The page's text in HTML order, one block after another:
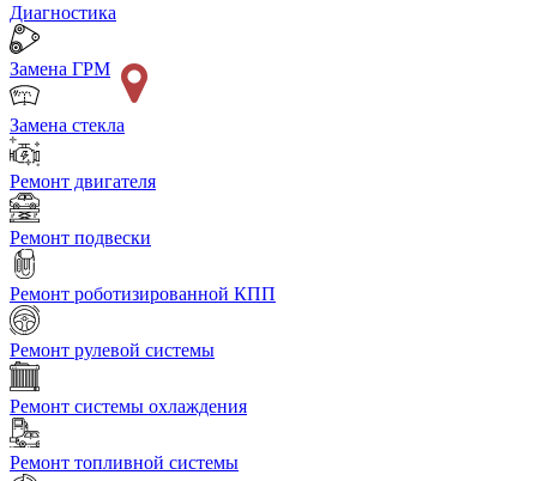
Диагностика
Замена ГРМ
Замена стекла
Ремонт двигателя
Ремонт подвески
Ремонт роботизированной КПП
Ремонт рулевой системы
Ремонт системы охлаждения
Ремонт топливной системы